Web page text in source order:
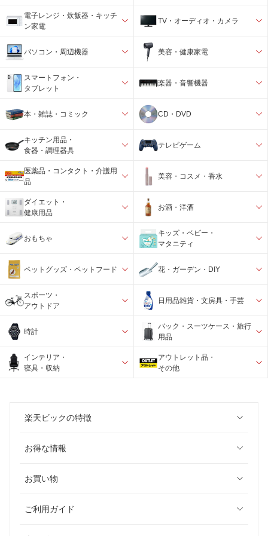
電子レンジ・炊飯器・キッチ
ン家電
TV・オーディオ・カメラ
パソコン・周辺機器 美容・健康家電
スマートフォン・
タブレット
楽器・音響機器
本・雑誌・コミック CD・DVD
キッチン用品・
食器・調理器具
テレビゲーム
医薬品・コンタクト・介護用
品
美容・コスメ・香水
ダイエット・
健康用品
お酒・洋酒
おもちゃ
キッズ・ベビー・
マタニティ
ペットグッズ・ペットフード 花・ガーデン・DIY
スポーツ・
アウトドア
日用品雑貨・文房具・手芸
時計
バック・スーツケース・旅行
用品
インテリア・
寝具・収納
アウトレット品・
その他
楽天ビックの特徴
お得な情報
お買い物
ご利用ガイド